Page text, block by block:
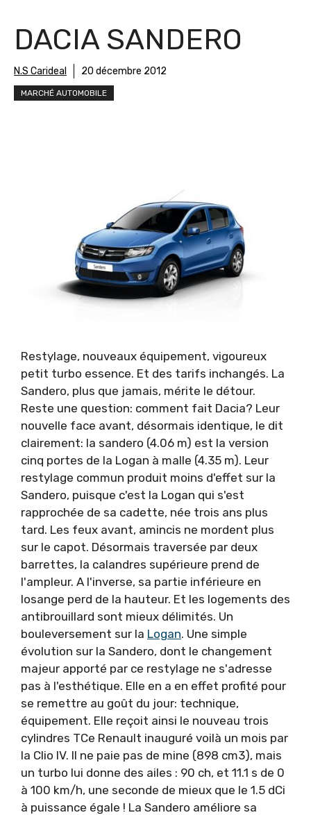
DACIA SANDERO
N.S Carideal 20 décembre 2012
MARCHÉ AUTOMOBILE
Restylage, nouveaux équipement, vigoureux
petit turbo essence. Et des tarifs inchangés. La
Sandero, plus que jamais, mérite le détour.
Reste une question: comment fait Dacia? Leur
nouvelle face avant, désormais identique, le dit
clairement: la sandero (4.06 m) est la version
cinq portes de la Logan à malle (4.35 m). Leur
restylage commun produit moins d'effet sur la
Sandero, puisque c'est la Logan qui s'est
rapprochée de sa cadette, née trois ans plus
tard. Les feux avant, amincis ne mordent plus
sur le capot. Désormais traversée par deux
barrettes, la calandres supérieure prend de
l'ampleur. A l'inverse, sa partie inférieure en
losange perd de la hauteur. Et les logements des
antibrouillard sont mieux délimités. Un
bouleversement sur la Logan. Une simple
évolution sur la Sandero, dont le changement
majeur apporté par ce restylage ne s'adresse
pas à l'esthétique. Elle en a en effet profité pour
se remettre au goût du jour: technique,
équipement. Elle reçoit ainsi le nouveau trois
cylindres TCe Renault inauguré voilà un mois par
la Clio IV. Il ne paie pas de mine (898 cm3), mais
un turbo lui donne des ailes : 90 ch, et 11.1 s de 0
à 100 km/h, une seconde de mieux que le 1.5 dCi
à puissance égale ! La Sandero améliore sa